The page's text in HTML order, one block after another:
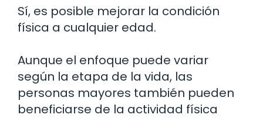
Sí, es posible mejorar la condición
física a cualquier edad.
Aunque el enfoque puede variar
según la etapa de la vida, las
personas mayores también pueden
beneficiarse de la actividad física